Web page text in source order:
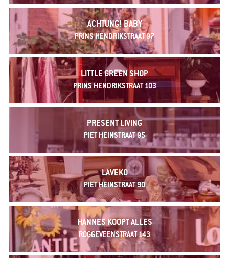
ACHTUNG! BABY
PRINS HENDRIKSTRAAT 97
LITTLE GREEN SHOP
PRINS HENDRIKSTRAAT 103
PRESENT LIVING
PIET HEINSTRAAT 95
LAVEKO
PIET HEINSTRAAT 90
HANNES KOOPT ALLES
ROGGEVEENSTRAAT 143